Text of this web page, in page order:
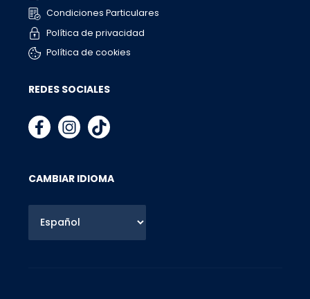
Condiciones Particulares
Política de privacidad
Política de cookies
REDES SOCIALES
CAMBIAR IDIOMA